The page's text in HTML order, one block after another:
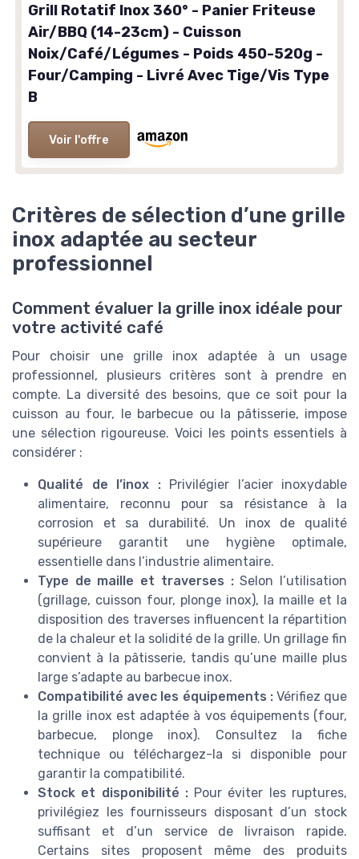
Grill Rotatif Inox 360° - Panier Friteuse
Air/BBQ (14-23cm) - Cuisson
Noix/Café/Légumes - Poids 450-520g -
Four/Camping - Livré Avec Tige/Vis Type
B
Voir l'offre
Critères de sélection d’une grille
inox adaptée au secteur
professionnel
Comment évaluer la grille inox idéale pour
votre activité café
Pour choisir une grille inox adaptée à un usage
professionnel, plusieurs critères sont à prendre en
compte. La diversité des besoins, que ce soit pour la
cuisson au four, le barbecue ou la pâtisserie, impose
une sélection rigoureuse. Voici les points essentiels à
considérer :
Qualité de l’inox :Privilégier l’acier inoxydable
alimentaire, reconnu pour sa résistance à la
corrosion et sa durabilité. Un inox de qualité
supérieure garantit une hygiène optimale,
essentielle dans l’industrie alimentaire.
Type de maille et traverses :Selon l’utilisation
(grillage, cuisson four, plonge inox), la maille et la
disposition des traverses influencent la répartition
de la chaleur et la solidité de la grille. Un grillage fin
convient à la pâtisserie, tandis qu’une maille plus
large s’adapte au barbecue inox.
Compatibilité avec les équipements :Vérifiez que
la grille inox est adaptée à vos équipements (four,
barbecue, plonge inox). Consultez la fiche
technique ou téléchargez-la si disponible pour
garantir la compatibilité.
Stock et disponibilité :Pour éviter les ruptures,
privilégiez les fournisseurs disposant d’un stock
suffisant et d’un service de livraison rapide.
Certains sites proposent même des produits